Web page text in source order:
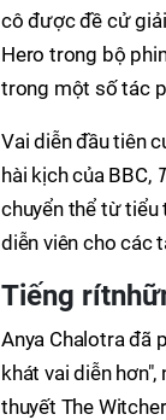
cô được đề cử
Hero trong bộ
trong một số tác
Vai diễn đầu tiên
hài kịch của BBC,
chuyển thể từ tiểu
diễn viên cho các
Tiếng rít
Anya Chalotra đã
khát vai diễn
thuyết The